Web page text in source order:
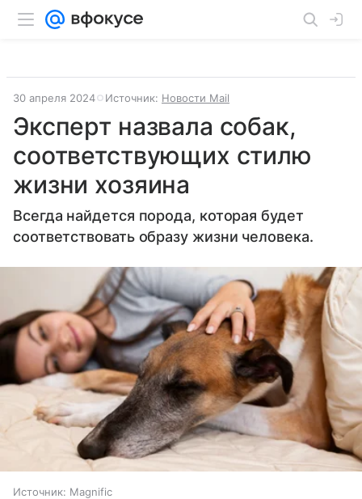
30 апреля 2024 Источник: Новости Mail
Эксперт назвала собак,
соответствующих стилю
жизни хозяина
Всегда найдется порода, которая будет
соответствовать образу жизни человека.
Источник: Magnific